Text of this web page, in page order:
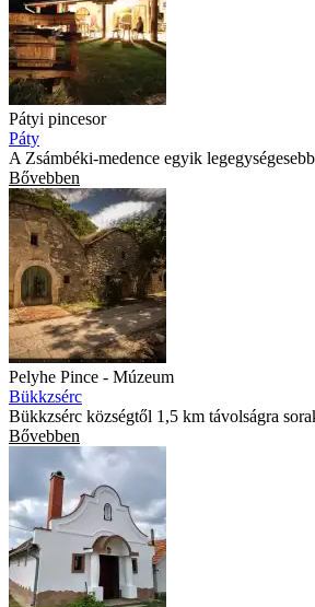
Pátyi pincesor
Páty
A Zsámbéki-medence egyik
Bővebben
Pelyhe Pince - Múzeum
Bükkzsérc
Bükkzsérc községtől 1,5 km távolságra
Bővebben